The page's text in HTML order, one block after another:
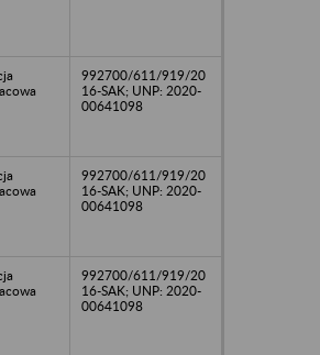
992700/611/919/20
16-SAK; UNP: 2020-
00641098
992700/611/919/20
16-SAK; UNP: 2020-
00641098
992700/611/919/20
16-SAK; UNP: 2020-
00641098